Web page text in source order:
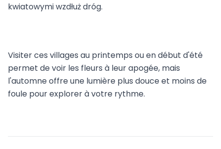
kwiatowymi wzdłuż dróg.
Visiter ces villages au printemps ou en début d'été
permet de voir les fleurs à leur apogée, mais
l'automne offre une lumière plus douce et moins de
foule pour explorer à votre rythme.